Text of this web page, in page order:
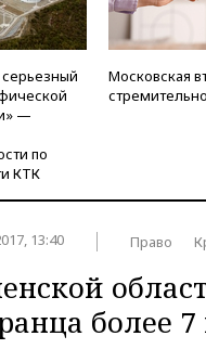
—
по
КТК
Московская
13:40 Право
более